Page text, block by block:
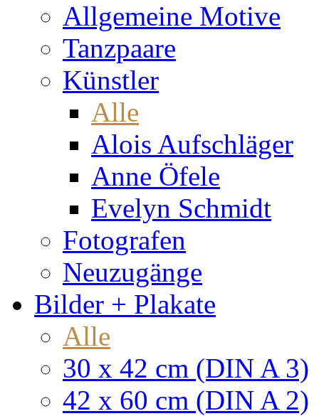
Allgemeine Motive
Tanzpaare
Künstler
Alle
Alois Aufschläger
Anne Öfele
Evelyn Schmidt
Fotografen
Neuzugänge
Bilder + Plakate
Alle
30 x 42 cm (DIN A 3)
42 x 60 cm (DIN A 2)